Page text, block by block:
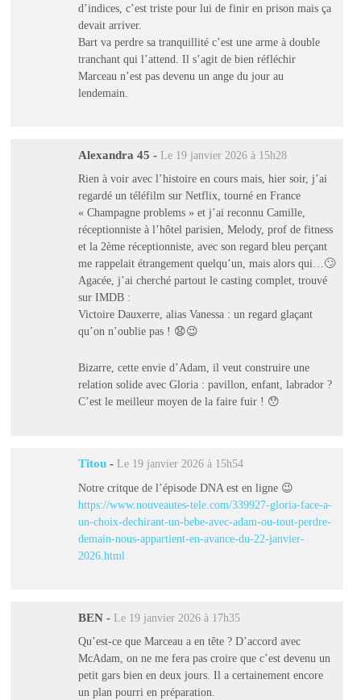
d’indices, c’est triste pour lui de finir en prison mais ça
devait arriver.
Bart va perdre sa tranquillité c’est une arme à double
tranchant qui l’attend. Il s’agit de bien réfléchir
Marceau n’est pas devenu un ange du jour au
lendemain.
Alexandra 45 - Le 19 janvier 2026 à 15h28
Rien à voir avec l’histoire en cours mais, hier soir, j’ai
regardé un téléfilm sur Netflix, tourné en France
« Champagne problems » et j’ai reconnu Camille,
réceptionniste à l’hôtel parisien, Melody, prof de fitness
et la 2ème réceptionniste, avec son regard bleu perçant
me rappelait étrangement quelqu’un, mais alors qui…🙄
Agacée, j’ai cherché partout le casting complet, trouvé
sur IMDB :
Victoire Dauxerre, alias Vanessa : un regard glaçant
qu’on n’oublie pas ! 😧😉
Bizarre, cette envie d’Adam, il veut construire une
relation solide avec Gloria : pavillon, enfant, labrador ?
C’est le meilleur moyen de la faire fuir ! 😯
Titou - Le 19 janvier 2026 à 15h54
Notre critque de l’épisode DNA est en ligne 😉
https://www.nouveautes-tele.com/339927-gloria-face-a-
un-choix-dechirant-un-bebe-avec-adam-ou-tout-perdre-
demain-nous-appartient-en-avance-du-22-janvier-
2026.html
BEN - Le 19 janvier 2026 à 17h35
Qu’est-ce que Marceau a en tête ? D’accord avec
McAdam, on ne me fera pas croire que c’est devenu un
petit gars bien en deux jours. Il a certainement encore
un plan pourri en préparation.